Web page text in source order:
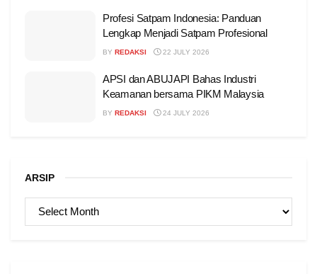
Profesi Satpam Indonesia: Panduan
Lengkap Menjadi Satpam Profesional
BY REDAKSI 22 JULY 2026
APSI dan ABUJAPI Bahas Industri
Keamanan bersama PIKM Malaysia
BY REDAKSI 24 JULY 2026
ARSIP
ARSIP